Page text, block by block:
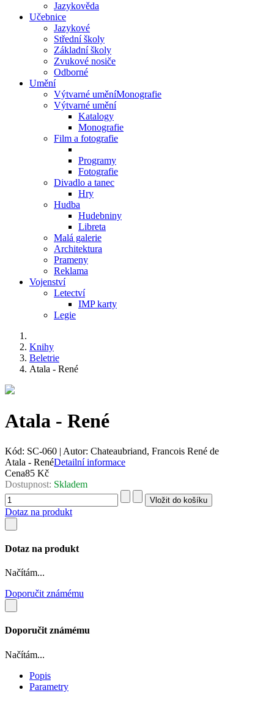
Jazykověda
Učebnice
Jazykové
Střední školy
Základní školy
Zvukové nosiče
Odborné
Umění
Výtvarné uměníMonografie
Výtvarné umění
Katalogy
Monografie
Film a fotografie
Programy
Fotografie
Divadlo a tanec
Hry
Hudba
Hudebniny
Libreta
Malá galerie
Architektura
Prameny
Reklama
Vojenství
Letectví
IMP karty
Legie
Knihy
Beletrie
Atala - René
Atala - René
Kód: SC-060 | Autor: Chateaubriand, Francois René de
Atala - RenéDetailní informace
Cena85 Kč
Dostupnost: Skladem
Dotaz na produkt
Dotaz na produkt
Načítám...
Doporučit známému
Doporučit známému
Načítám...
Popis
Parametry